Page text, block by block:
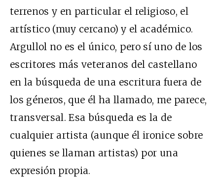
terrenos y en particular el religioso, el
artístico (muy cercano) y el académico.
Argullol no es el único, pero sí uno de los
escritores más veteranos del castellano
en la búsqueda de una escritura fuera de
los géneros, que él ha llamado, me parece,
transversal. Esa búsqueda es la de
cualquier artista (aunque él ironice sobre
quienes se llaman artistas) por una
expresión propia.